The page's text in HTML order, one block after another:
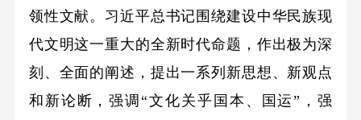
领性文献。习近平总书记围绕建设中华民族现
代文明这一重大的全新时代命题，作出极为深
刻、全面的阐述，提出一系列新思想、新观点
和新论断，强调“文化关乎国本、国运”，强